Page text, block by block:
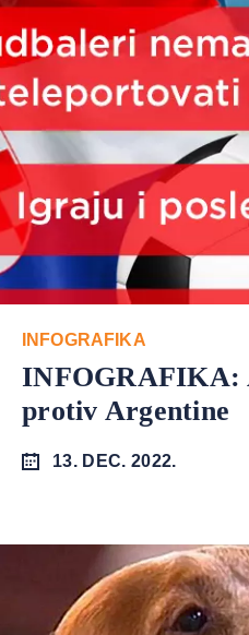
INFOGRAFIKA
INFOGRAFIKA:
protiv Argentine
13. DEC. 2022.